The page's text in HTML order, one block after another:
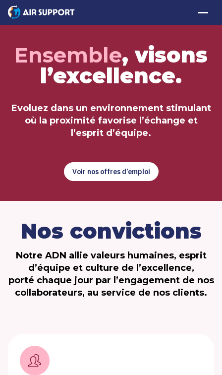
Services MRO
Capacités de Réparation
Air Support
Carrières
Actualités
Ensemble, visons
l’excellence.
Evoluez dans un environnement stimulant
où la proximité favorise l’échange et
l’esprit d’équipe.
Voir nos offres d’emploi
Nos convictions
Notre ADN allie valeurs humaines, esprit
d’équipe et culture de l’excellence,
porté chaque jour par l’engagement de nos
collaborateurs, au service de nos clients.